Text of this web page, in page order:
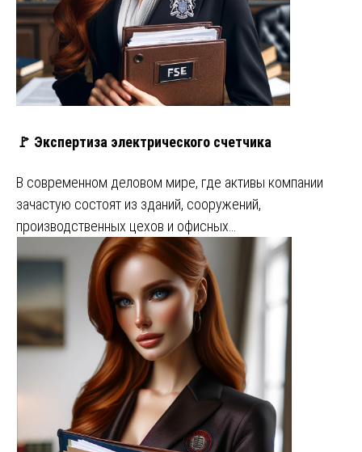
🚩 Экспертиза электрического счетчика
В современном деловом мире, где активы компании
зачастую состоят из зданий, сооружений,
производственных цехов и офисных…